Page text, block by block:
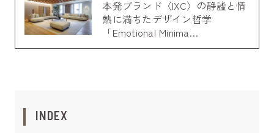
本発ブランド〈IXC〉の静謐と情
熱に満ちたデザイン哲学
「Emotional Minima…
INDEX